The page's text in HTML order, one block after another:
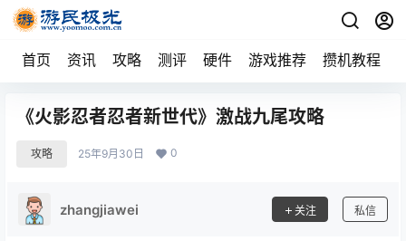
首页 资讯 攻略 测评 硬件 游戏推荐 攒机教程
《火影忍者忍者新世代》激战九尾攻略
攻略 25年9月30日 0
zhangjiawei 关注 私信